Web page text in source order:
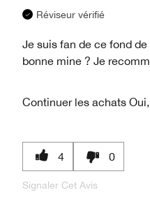
Réviseur vérifié
Je suis fan de ce fond
bonne mine ? Je
Continuer les achats
4 0
Signaler Cet Avis